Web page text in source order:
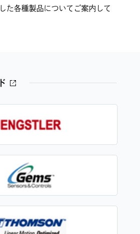
た各種製品についてご案内して